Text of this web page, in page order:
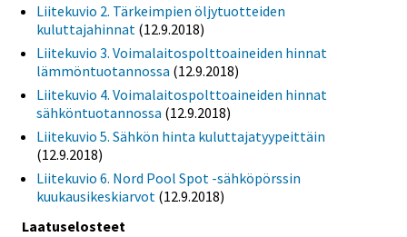
Liitekuvio 2. Tärkeimpien öljytuotteiden
kuluttajahinnat (12.9.2018)
Liitekuvio 3. Voimalaitospolttoaineiden hinnat
lämmöntuotannossa (12.9.2018)
Liitekuvio 4. Voimalaitospolttoaineiden hinnat
sähköntuotannossa (12.9.2018)
Liitekuvio 5. Sähkön hinta kuluttajatyypeittäin
(12.9.2018)
Liitekuvio 6. Nord Pool Spot -sähköpörssin
kuukausikeskiarvot (12.9.2018)
Laatuselosteet